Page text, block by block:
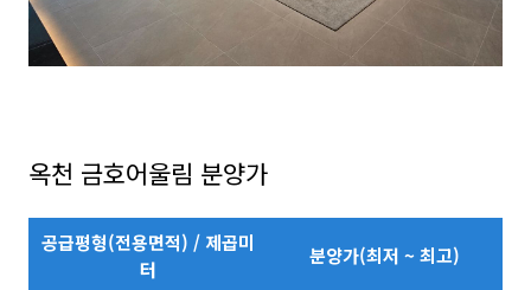
옥천 금호어울림 분양가
공급평형(전용면적) / 제곱미
터
분양가(최저 ~ 최고)